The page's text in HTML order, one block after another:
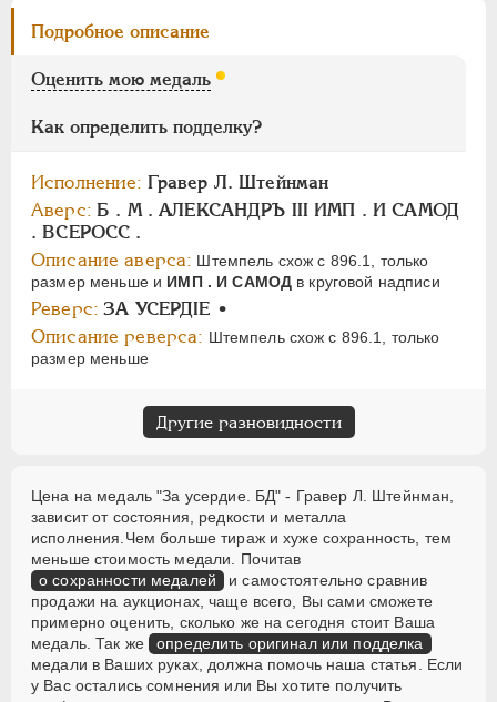
Подробное описание
Оценить мою медаль
Как определить подделку?
Исполнение: Гравер Л. Штейнман
Аверс: Б . М . АЛЕКСАНДРЪ III ИМП . И САМОД
. ВСЕРОСС .
Описание аверса: Штемпель схож с 896.1, только
размер меньше и ИМП . И САМОД в круговой надписи
Реверс: ЗА УСЕРДIЕ •
Описание реверса: Штемпель схож с 896.1, только
размер меньше
Другие разновидности
Цена на медаль "За усердие. БД" - Гравер Л. Штейнман,
зависит от состояния, редкости и металла
исполнения.Чем больше тираж и хуже сохранность, тем
меньше стоимость медали. Почитав
о сохранности медалей и самостоятельно сравнив
продажи на аукционах, чаще всего, Вы сами сможете
примерно оценить, сколько же на сегодня стоит Ваша
медаль. Так же определить оригинал или подделка
медали в Ваших руках, должна помочь наша статья. Если
у Вас остались сомнения или Вы хотите получить
Цифры
1 2 7
НИКОЛАЙ II 1894-1917
СЕРИИ МЕДАЛЕЙ 1600-1881